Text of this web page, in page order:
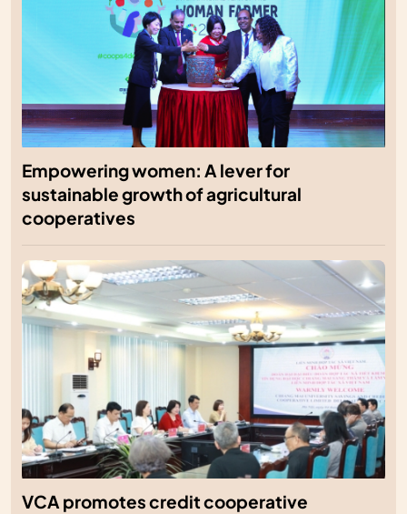
Empowering women: A lever for
sustainable growth of agricultural
cooperatives
VCA promotes credit cooperative